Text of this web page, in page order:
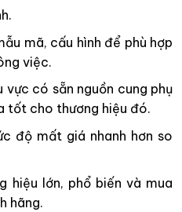
mã, cấu hình để phù hợp
việc.
có sẵn nguồn cung phụ
tốt cho thương hiệu đó.
độ mất giá nhanh hơn so
hiệu lớn, phổ biến và mua
hãng.